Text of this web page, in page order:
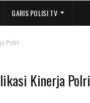
GARIS POLISI TV
Polri
Kinerja Polri